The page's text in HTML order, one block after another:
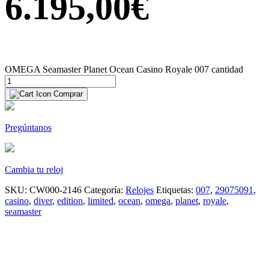
OMEGA Seamaster Planet Ocean Casino Royale 007 cantidad
Comprar
Pregúntanos
Cambia tu reloj
SKU: CW000-2146 Categoría: Relojes Etiquetas: 007, 29075091 ,
casino, diver, edition, limited, ocean, omega, planet, royale,
seamaster